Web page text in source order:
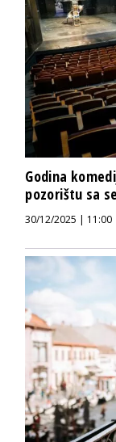
Godina
pozorištu sa
30/12/2025 | 11:00